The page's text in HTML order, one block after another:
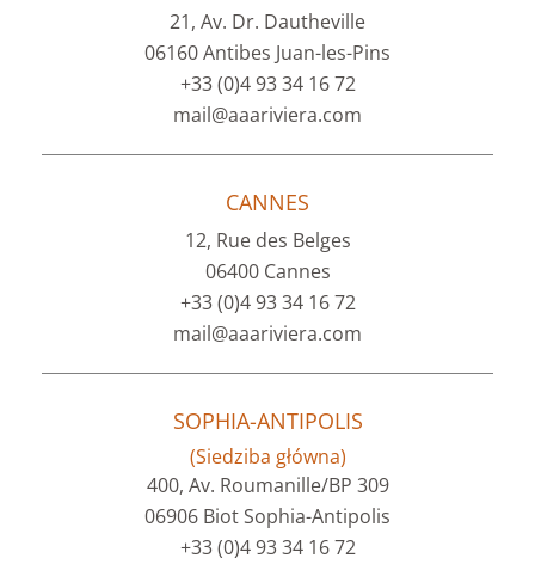
21, Av. Dr. Dautheville
06160 Antibes Juan-les-Pins
+33 (0)4 93 34 16 72
mail@aaariviera.com
CANNES
12, Rue des Belges
06400 Cannes
+33 (0)4 93 34 16 72
mail@aaariviera.com
SOPHIA-ANTIPOLIS
(Siedziba główna)
400, Av. Roumanille/BP 309
06906 Biot Sophia-Antipolis
+33 (0)4 93 34 16 72